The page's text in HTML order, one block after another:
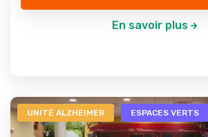
En savoir plus
UNITÉ ALZHEIMER ESPACES VERTS